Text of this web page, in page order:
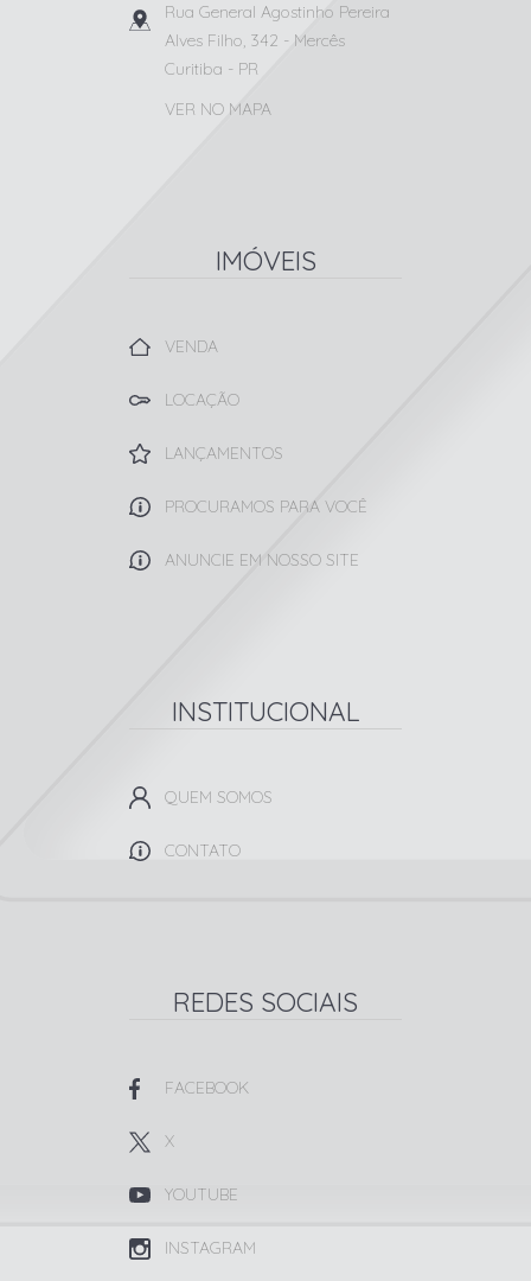
Rua General Agostinho Pereira
Alves Filho, 342 - Mercês
Curitiba - PR
VER NO MAPA
IMÓVEIS
VENDA
LOCAÇÃO
LANÇAMENTOS
PROCURAMOS PARA VOCÊ
ANUNCIE EM NOSSO SITE
INSTITUCIONAL
QUEM SOMOS
CONTATO
REDES SOCIAIS
FACEBOOK
X
YOUTUBE
INSTAGRAM